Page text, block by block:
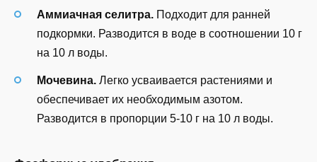
Аммиачная селитра. Подходит для ранней
подкормки. Разводится в воде в соотношении 10 г
на 10 л воды.
Мочевина. Легко усваивается растениями и
обеспечивает их необходимым азотом.
Разводится в пропорции 5-10 г на 10 л воды.